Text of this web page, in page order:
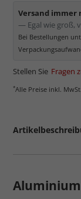
Versand immer
— Egal wie groß,
Bei Bestellungen
Stellen Sie Fragen
*Alle Preise inkl.